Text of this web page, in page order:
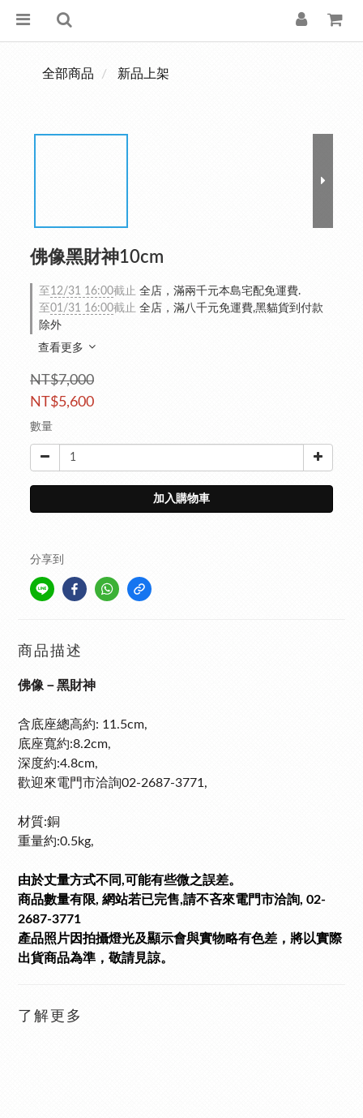
全部商品 新品上架
佛像黑財神10cm
至 12/31 16:00截止 全店，滿兩千元本島宅配免運費.
至01/31 16:00截止 全店，滿八千元免運費,黑貓貨到付款
除外
查看更多
NT$7,000
NT$5,600
數量
加入購物車
分享到
商品描述
佛像－黑財神
含底座總高約: 11.5cm,
底座寬約:8.2cm,
深度約:4.8cm,
歡迎來電門市洽詢02-2687-3771,
材質:銅
重量約:0.5kg,
由於丈量方式不同,可能有些微之誤差。
商品數量有限, 網站若已完售,請不吝來電門市洽詢, 02-
2687-3771
產品照片因拍攝燈光及顯示會與實物略有色差，將以實際
出貨商品為準，敬請見諒。
了解更多